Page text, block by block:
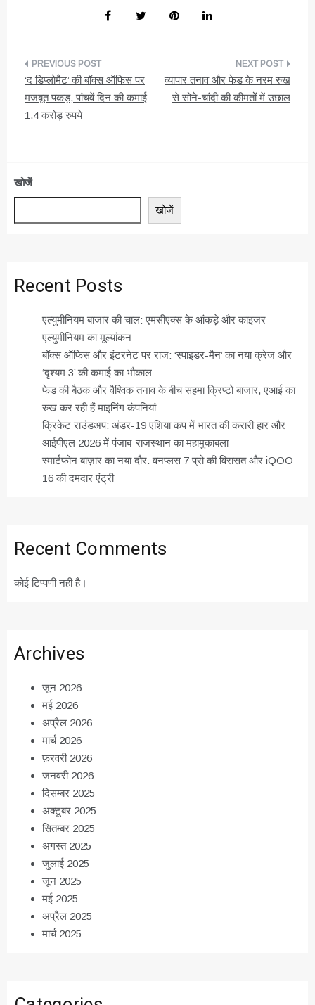
पोस्ट
नेविगेशन
‘द डिप्लोमैट’ की बॉक्स ऑफिस पर
मजबूत पकड़, पांचवें दिन की कमाई
1.4 करोड़ रुपये
व्यापार तनाव और फेड के नरम रुख
से सोने-चांदी की कीमतों में उछाल
खोजें
खोजें
Recent Posts
एल्युमीनियम बाजार की चाल: एमसीएक्स के आंकड़े और काइजर
एल्युमीनियम का मूल्यांकन
बॉक्स ऑफिस और इंटरनेट पर राज: ‘स्पाइडर-मैन’ का नया क्रेज और
‘दृश्यम 3’ की कमाई का भौकाल
फेड की बैठक और वैश्विक तनाव के बीच सहमा क्रिप्टो बाजार, एआई का
रुख कर रही हैं माइनिंग कंपनियां
क्रिकेट राउंडअप: अंडर-19 एशिया कप में भारत की करारी हार और
आईपीएल 2026 में पंजाब-राजस्थान का महामुकाबला
स्मार्टफोन बाज़ार का नया दौर: वनप्लस 7 प्रो की विरासत और iQOO
16 की दमदार एंट्री
Recent Comments
कोई टिप्पणी नही है।
Archives
जून 2026
मई 2026
अप्रैल 2026
मार्च 2026
फ़रवरी 2026
जनवरी 2026
दिसम्बर 2025
अक्टूबर 2025
सितम्बर 2025
अगस्त 2025
जुलाई 2025
जून 2025
मई 2025
अप्रैल 2025
मार्च 2025